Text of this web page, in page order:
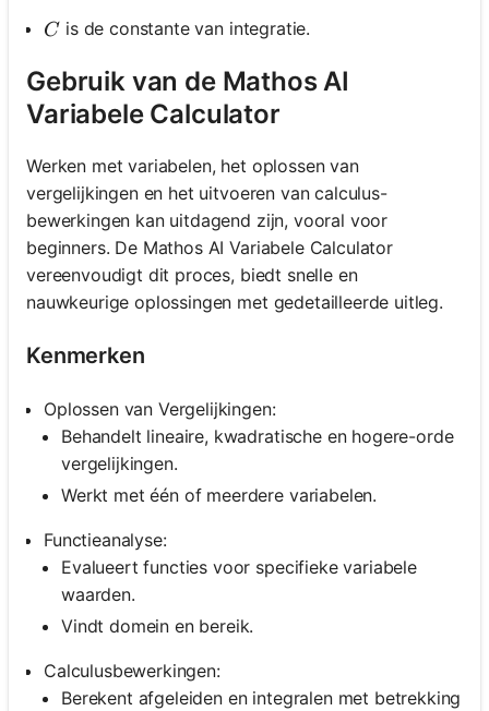
C
C is de constante van integratie.
Gebruik van de Mathos AI
Variabele Calculator
Werken met variabelen, het oplossen van
vergelijkingen en het uitvoeren van calculus-
bewerkingen kan uitdagend zijn, vooral voor
beginners. De Mathos AI Variabele Calculator
vereenvoudigt dit proces, biedt snelle en
nauwkeurige oplossingen met gedetailleerde uitleg.
Kenmerken
Oplossen van Vergelijkingen:
Behandelt lineaire, kwadratische en hogere-orde
vergelijkingen.
Werkt met één of meerdere variabelen.
Functieanalyse:
Evalueert functies voor specifieke variabele
waarden.
Vindt domein en bereik.
Calculusbewerkingen:
Berekent afgeleiden en integralen met betrekking